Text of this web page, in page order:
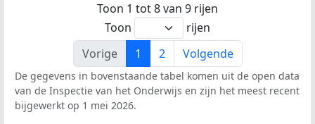
Toon 1 tot 8 van 9 rijen
Toon
rijen
Vorige
1 2 Volgende
De gegevens in bovenstaande tabel komen uit de open data
van de Inspectie van het Onderwijs en zijn het meest recent
bijgewerkt op 1 mei 2026.